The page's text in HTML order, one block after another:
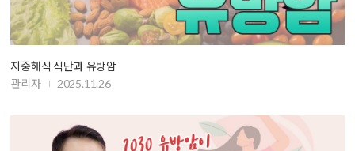
지중해식 식단과 유방암
관리자
2025.11.26